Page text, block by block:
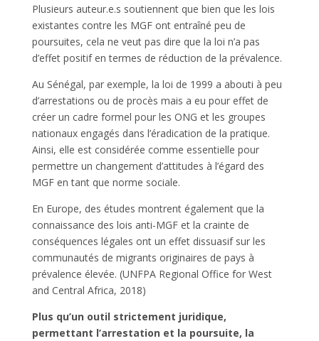
Plusieurs auteur.e.s soutiennent que bien que les lois
existantes contre les MGF ont entraîné peu de
poursuites, cela ne veut pas dire que la loi n’a pas
d’effet positif en termes de réduction de la prévalence.
Au Sénégal, par exemple, la loi de 1999 a abouti à peu
d’arrestations ou de procès mais a eu pour effet de
créer un cadre formel pour les ONG et les groupes
nationaux engagés dans l’éradication de la pratique.
Ainsi, elle est considérée comme essentielle pour
permettre un changement d’attitudes à l’égard des
MGF en tant que norme sociale.
En Europe, des études montrent également que la
connaissance des lois anti-MGF et la crainte de
conséquences légales ont un effet dissuasif sur les
communautés de migrants originaires de pays à
prévalence élevée. (UNFPA Regional Office for West
and Central Africa, 2018)
Plus qu’un outil strictement juridique,
permettant l’arrestation et la poursuite, la